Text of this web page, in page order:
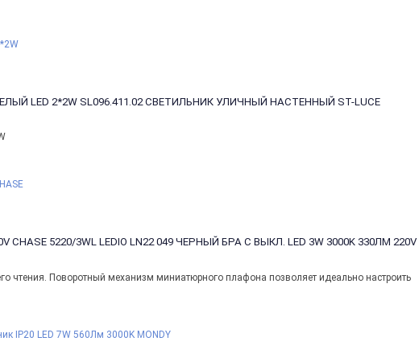
LED 2*2W SL096.411.02 СВЕТИЛЬНИК УЛИЧНЫЙ НАСТЕННЫЙ ST-LUCE
CHASE 5220/3WL LEDIO LN22 049 ЧЕРНЫЙ БРА С ВЫКЛ. LED 3W 3000K 330ЛМ 220V
чтения. Поворотный механизм миниатюрного плафона позволяет идеально настроить